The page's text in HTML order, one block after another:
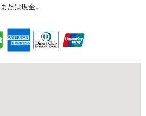
たは現金。